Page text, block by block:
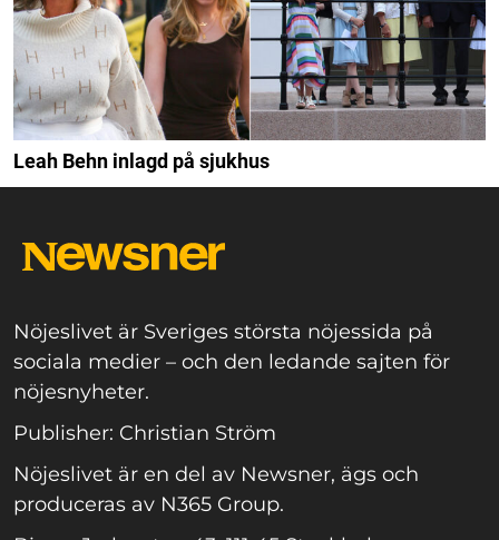
Leah Behn inlagd på sjukhus
Nöjeslivet är Sveriges största nöjessida på
sociala medier – och den ledande sajten för
nöjesnyheter.
Publisher: Christian Ström
Nöjeslivet är en del av Newsner, ägs och
produceras av N365 Group.